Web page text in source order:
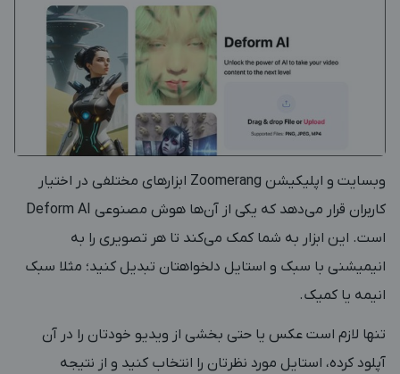
وبسایت و اپلیکیشن Zoomerang ابزارهای مختلفی در اختیار
کاربران قرار می‌دهد که یکی از آن‌ها هوش مصنوعی Deform AI
است. این ابزار به شما کمک می‌کند تا هر تصویری را به
انیمیشنی با سبک و استایل دلخواهتان تبدیل کنید؛ مثلا سبک
انیمه یا کمیک.
تنها لازم است عکس یا حتی بخشی از ویدیو خودتان را در آن
آپلود کرده، استایل مورد نظرتان را انتخاب کنید و از نتیجه